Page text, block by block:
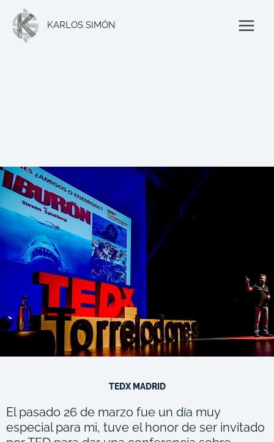
contenido
KARLOS SIMÓN
TEDX MADRID
El pasado 26 de marzo fue un día muy
especial para mi, tuve el honor de ser invitado